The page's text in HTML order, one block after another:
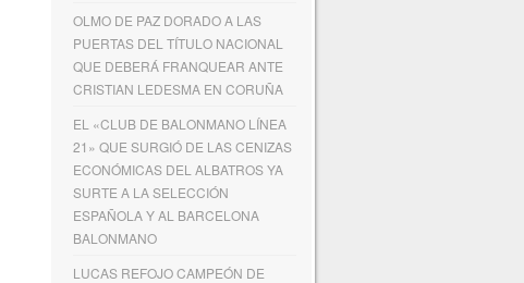
OLMO DE PAZ DORADO A LAS
PUERTAS DEL TÍTULO NACIONAL
QUE DEBERÁ FRANQUEAR ANTE
CRISTIAN LEDESMA EN CORUÑA
EL «CLUB DE BALONMANO LÍNEA
21» QUE SURGIÓ DE LAS CENIZAS
ECONÓMICAS DEL ALBATROS YA
SURTE A LA SELECCIÓN
ESPAÑOLA Y AL BARCELONA
BALONMANO
LUCAS REFOJO CAMPEÓN DE